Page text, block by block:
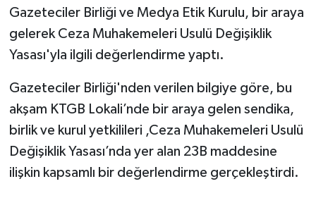
Gazeteciler Birliği ve Medya Etik Kurulu, bir araya
gelerek Ceza Muhakemeleri Usulü Değişiklik
Yasası'yla ilgili değerlendirme yaptı.
Gazeteciler Birliği'nden verilen bilgiye göre, bu
akşam KTGB Lokali’nde bir araya gelen sendika,
birlik ve kurul yetkilileri ,Ceza Muhakemeleri Usulü
Değişiklik Yasası’nda yer alan 23B maddesine
ilişkin kapsamlı bir değerlendirme gerçekleştirdi.